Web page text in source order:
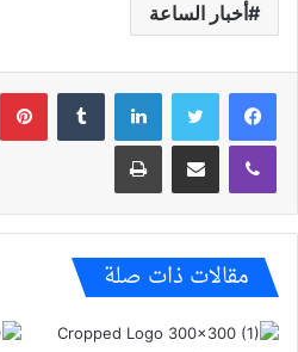
أخبار الساعة
فيسبوك تويتر لينكدإن
ڤايبر مشاركة عبر البريد طباعة
مقالات ذات صلة